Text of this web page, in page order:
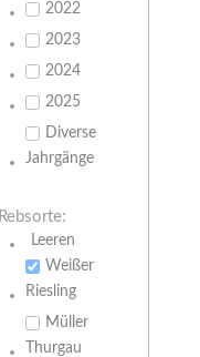
2022
2023
2024
2025
Diverse
Jahrgänge
Rebsorte:
Leeren
Weißer
Riesling
Müller
Thurgau